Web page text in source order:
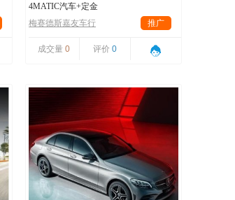
4MATIC汽车+定金
梅赛德斯嘉友车行
推广
成交量 0 评价 0